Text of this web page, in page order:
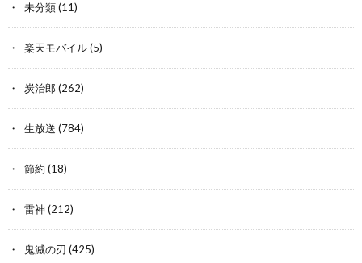
未分類(11)
楽天モバイル(5)
炭治郎 (262)
生放送 (784)
節約 (18)
雷神 (212)
鬼滅の刃 (425)